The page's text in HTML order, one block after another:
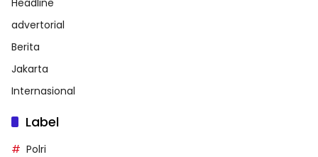
advertorial
Berita
Jakarta
Internasional
Label
Polri